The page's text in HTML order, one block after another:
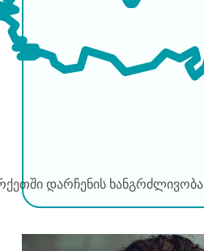
დარჩენის ხანგრძლივობა